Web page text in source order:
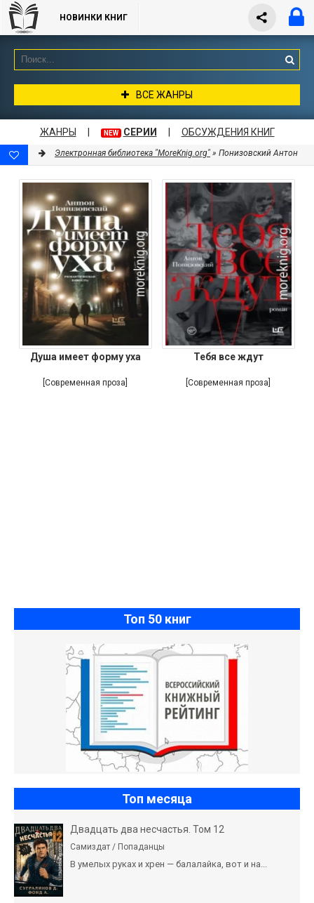
НОВИНКИ КНИГ
ВСЕ ЖАНРЫ
ЖАНРЫ NEW СЕРИИ ОБСУЖДЕНИЯ КНИГ
Электронная библиотека "MoreKnig.org" » Понизовский Антон
Душа имеет форму уха
[Современная проза]
Тебя все ждут
[Современная проза]
Топ 50 книг
Топ месяца
Двадцать два несчастья. Том 12
Самиздат / Попаданцы
В умелых руках и хрен — балалайка, вот и на...